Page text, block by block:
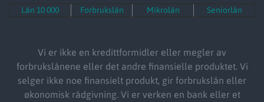
Lån 10 000 Forbrukslån Mikrolån Seniorlån
Vi er ikke en kredittformidler eller megler av
forbrukslånene eller det andre finansielle produktet. Vi
selger ikke noe finansielt produkt, gir forbrukslån eller
økonomisk rådgivning. Vi er verken en bank eller et